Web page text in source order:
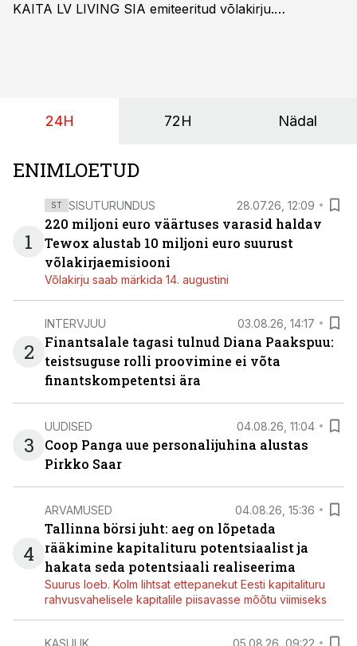
KAITA LV LIVING SIA emiteeritud võlakirju.
24H 72H Nädal
ENIMLOETUD
1
ST SISUTURUNDUS 28.07.26, 12:09
220 miljoni euro väärtuses varasid haldav
Tewox alustab 10 miljoni euro suurust
võlakirjaemisiooni
Võlakirju saab märkida 14. augustini
2
INTERVJUU 03.08.26, 14:17
Finantsalale tagasi tulnud Diana Paakspuu:
teistsuguse rolli proovimine ei võta
finantskompetentsi ära
3
UUDISED 04.08.26, 11:04
Coop Panga uue personalijuhina alustas
Pirkko Saar
4
ARVAMUSED 04.08.26, 15:36
Tallinna börsi juht: aeg on lõpetada
rääkimine kapitalituru potentsiaalist ja
hakata seda potentsiaali realiseerima
Suurus loeb. Kolm lihtsat ettepanekut Eesti kapitalituru
rahvusvahelisele kapitalile piisavasse mõõtu viimiseks
KASULIK 05.08.26, 09:22